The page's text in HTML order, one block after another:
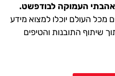
העמוקה לבודפשט.
מכל העולם יוכלו למצוא מידע
שיתוף התובנות והטיפים